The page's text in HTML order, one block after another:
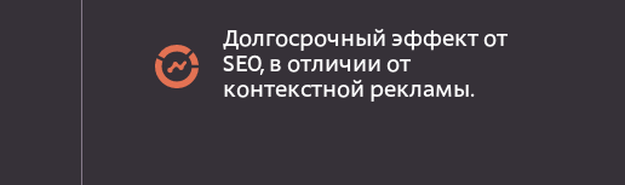
Долгосрочный эффект от
SEO, в отличии от
контекстной рекламы.